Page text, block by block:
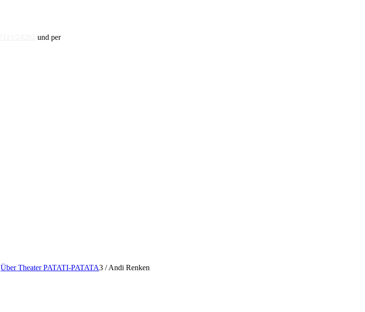
und per
Über Theater PATATI-PATATA3 / Andi Renken